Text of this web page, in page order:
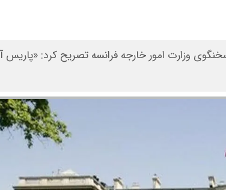
وزارت امور خارجه فرانسه تصریح کرد: «پاریس